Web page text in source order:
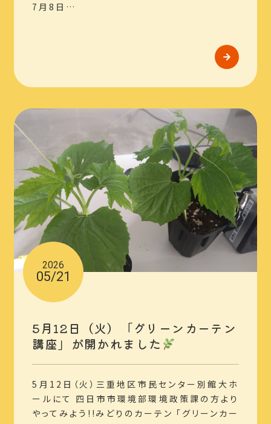
7月8日…
2026
05/21
5月12日（火）「グリーンカーテン
講座」が開かれました
5月12日（火）三重地区市民センター別館大ホ
ールにて 四日市市環境部環境政策課の方より
やってみよう!!みどりのカーテン 「グリーンカー